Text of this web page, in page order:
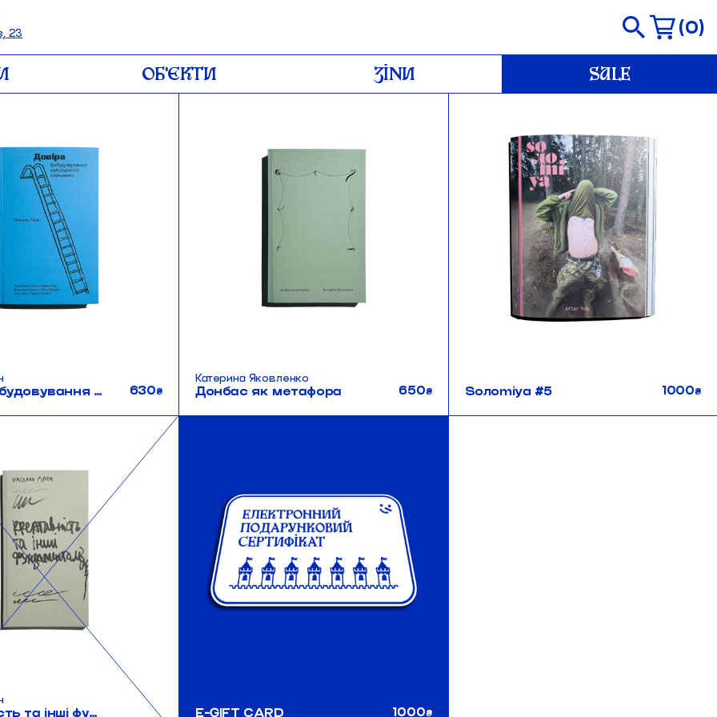
23
0
ОБʼЄКТИ ЗІНИ SALE
Довіра. Вибудовування культурного спільного 630₴
Катерина Яковленко
Донбас як метафора 650₴ Soлоmiya #5 1000₴
Креативність та інші фундаменталізми E-GIFT CARD 1000₴